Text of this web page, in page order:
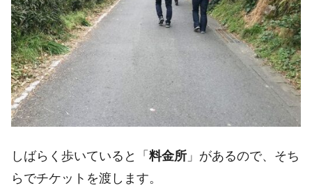
しばらく歩いていると「 料金所 」があるので、そち
らでチケットを渡します。